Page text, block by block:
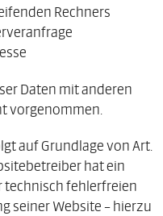
Rechners
Daten mit anderen
vorgenommen.
auf Grundlage von Art.
hat ein
technisch fehlerfreien
seiner Website – hierzu